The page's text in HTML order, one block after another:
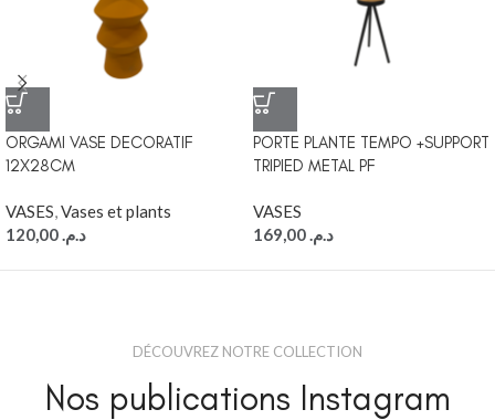
ORGAMI VASE DECORATIF
12X28CM
VASES,Vases et plants
د.م.
PORTE PLANTE TEMPO +SUPPORT
TRIPIED METAL PF
VASES
د.م.
DÉCOUVREZ NOTRE COLLECTION
Nos publications Instagram